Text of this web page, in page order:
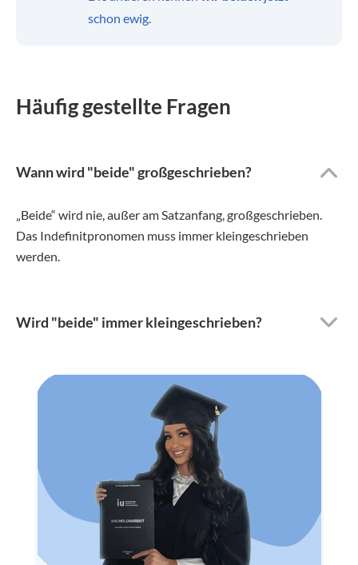
schon ewig.
Häufig gestellte Fragen
Wann wird "beide" großgeschrieben?
„Beide“ wird nie, außer am Satzanfang, großgeschrieben.
Das Indefinitpronomen muss immer kleingeschrieben
werden.
Wird "beide" immer kleingeschrieben?